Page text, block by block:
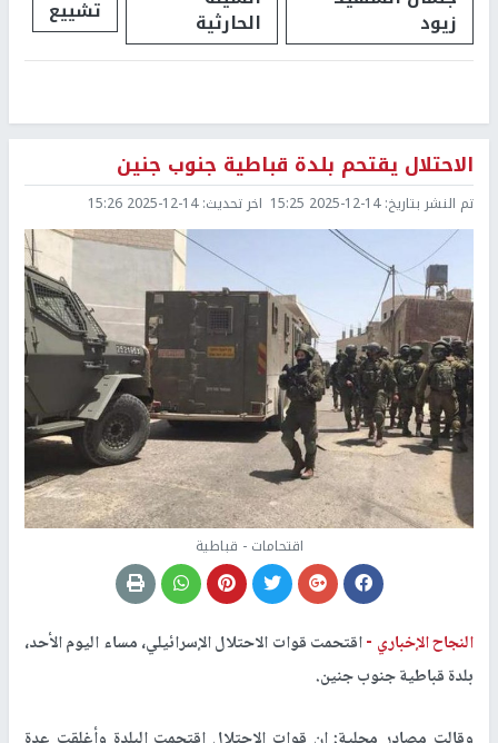
زيود الحارثية تشييع
الاحتلال يقتحم بلدة قباطية جنوب جنين
تم النشر بتاريخ:2025-12-14 15:25 اخر تحديث:2025-12-14 15:26
اقتحامات - قباطية
النجاح الإخباري -اقتحمت قوات الاحتلال الإسرائيلي، مساء اليوم الأحد،
بلدة قباطية جنوب جنين.